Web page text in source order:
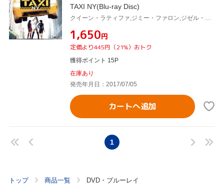
TAXI NY(Blu-ray Disc)
¥1,650円
定価より445円（21%）おトク
獲得ポイント 15P
在庫あり
発売年月日：2017/07/05
カートへ追加
1
トップ 商品一覧 DVD・ブルーレイ